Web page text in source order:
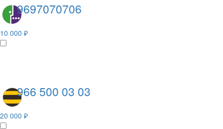
9697070706
10 000 ₽
966 500 03 03
20 000 ₽